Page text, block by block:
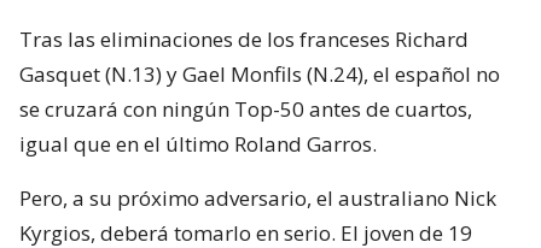
Tras las eliminaciones de los franceses Richard
Gasquet (N.13) y Gael Monfils (N.24), el español no
se cruzará con ningún Top-50 antes de cuartos,
igual que en el último Roland Garros.
Pero, a su próximo adversario, el australiano Nick
Kyrgios, deberá tomarlo en serio. El joven de 19